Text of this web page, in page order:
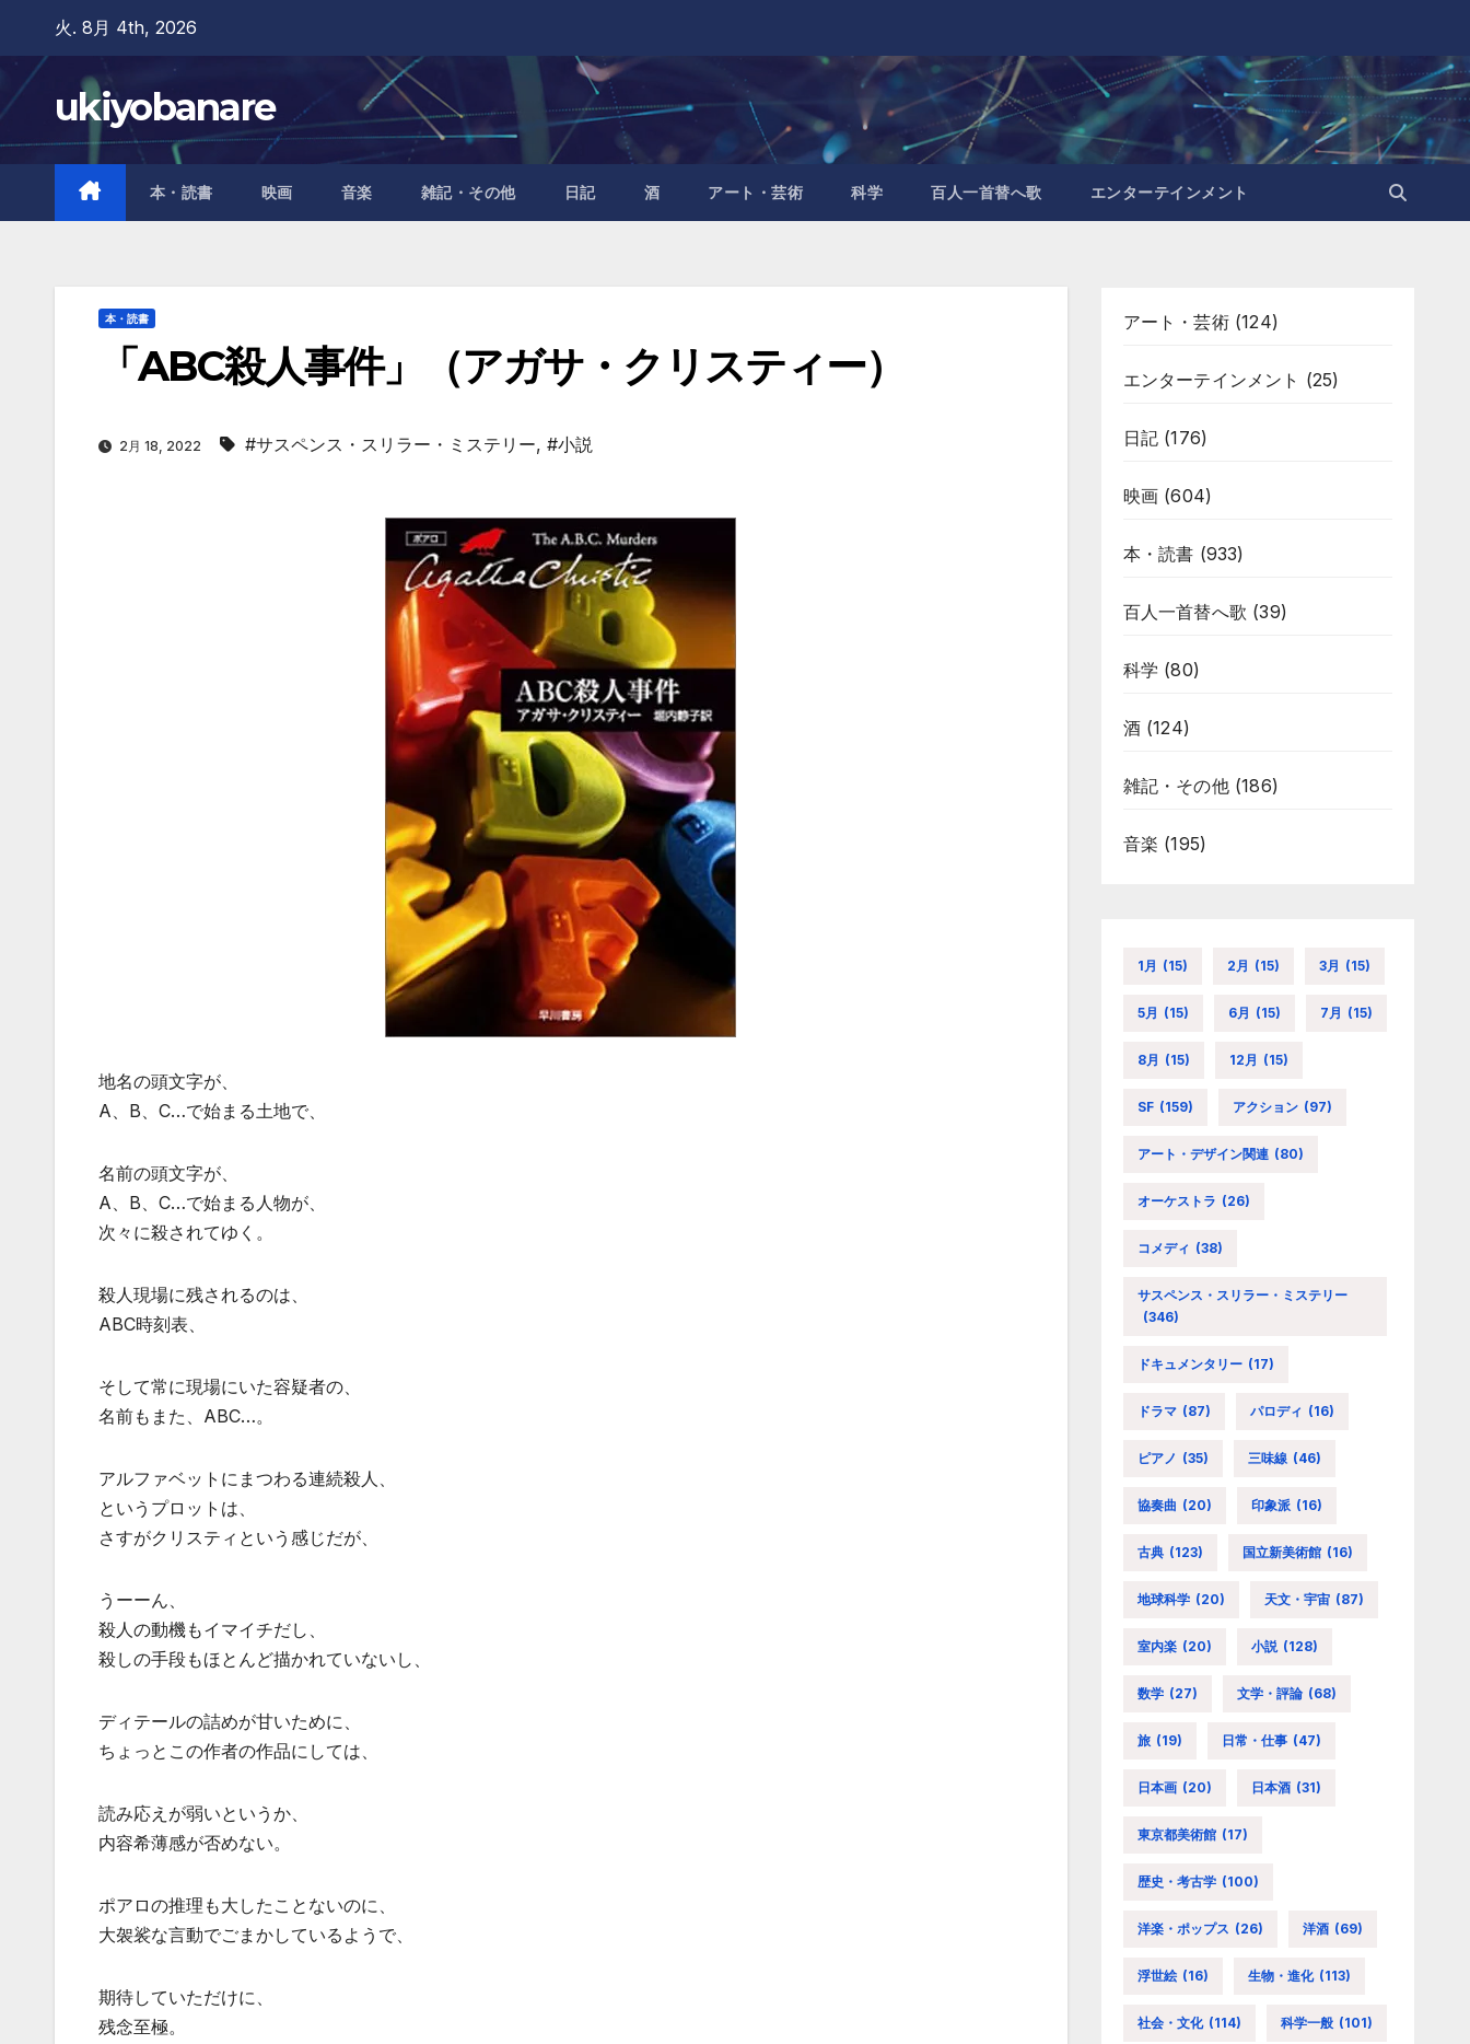
content
火. 8月 4th, 2026
ukiyobanare
本・読書 映画 音楽 雑記・その他 日記 酒 アート・芸術 科学 百人一首替へ歌 エンターテインメント
本・読書
「ABC殺人事件」（アガサ・クリスティー）
2月 18, 2022 #サスペンス・スリラー・ミステリー, #小説
地名の頭文字が、
A、B、C…で始まる土地で、
名前の頭文字が、
A、B、C…で始まる人物が、
次々に殺されてゆく。
殺人現場に残されるのは、
ABC時刻表、
そして常に現場にいた容疑者の、
名前もまた、ABC…。
アルファベットにまつわる連続殺人、
というプロットは、
さすがクリスティという感じだが、
うーーん、
殺人の動機もイマイチだし、
殺しの手段もほとんど描かれていないし、
ディテールの詰めが甘いために、
ちょっとこの作者の作品にしては、
読み応えが弱いというか、
内容希薄感が否めない。
ポアロの推理も大したことないのに、
大袈裟な言動でごまかしているようで、
期待していただけに、
残念至極。
アート・芸術(124)
エンターテインメント (25)
日記(176)
映画(604)
本・読書 (933)
百人一首替へ歌 (39)
科学 (80)
酒(124)
雑記・その他(186)
音楽 (195)
1月 (15) 2月 (15) 3月 (15)
5月 (15) 6月 (15) 7月 (15)
8月 (15) 12月 (15)
SF (159) アクション (97)
アート・デザイン関連 (80)
オーケストラ (26)
コメディ (38)
サスペンス・スリラー・ミステリー
(346)
ドキュメンタリー (17)
ドラマ (87) パロディ (16)
ピアノ (35) 三味線 (46)
協奏曲 (20) 印象派 (16)
古典 (123) 国立新美術館 (16)
地球科学 (20) 天文・宇宙 (87)
室内楽 (20) 小説 (128)
数学 (27) 文学・評論 (68)
旅 (19) 日常・仕事 (47)
日本画 (20) 日本酒 (31)
東京都美術館 (17)
歴史・考古学 (100)
洋楽・ポップス (26) 洋酒 (69)
浮世絵 (16) 生物・進化 (113)
社会・文化 (114) 科学一般 (101)